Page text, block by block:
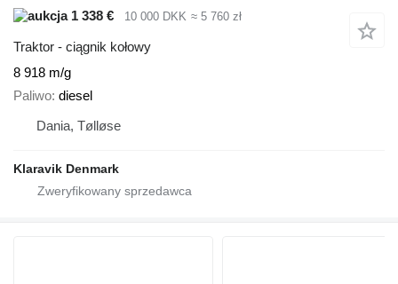
1 338 €
10 000 DKK ≈ 5 760 zł
Traktor - ciągnik kołowy
8 918 m/g
Paliwo diesel
Dania, Tølløse
Klaravik Denmark